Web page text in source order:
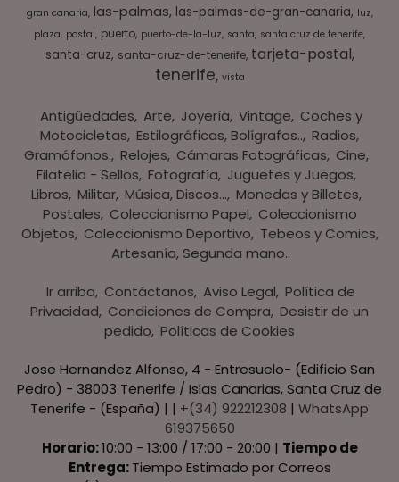
gran canaria las-palmas las-palmas-de-gran-canaria luz
plaza postal puerto puerto-de-la-luz santa santa cruz de tenerife
santa-cruz santa-cruz-de-tenerife tarjeta-postal
tenerife vista
Antigüedades Arte Joyería Vintage Coches y
Motocicletas Estilográficas, Bolígrafos.. Radios,
Gramófonos. Relojes Cámaras Fotográficas Cine
Filatelia - Sellos Fotografía Juguetes y Juegos
Libros Militar Música, Discos... Monedas y Billetes
Postales Coleccionismo Papel Coleccionismo
Objetos Coleccionismo Deportivo Tebeos y Comics
Artesanía, Segunda mano..
Ir arriba Contáctanos Aviso Legal Política de
Privacidad Condiciones de Compra Desistir de un
pedido Políticas de Cookies
Jose Hernandez Alfonso, 4 - Entresuelo- (Edificio San
Pedro) - 38003 Tenerife / Islas Canarias, Santa Cruz de
Tenerife - (España) | | +(34) 922212308 | WhatsApp
619375650
Horario:10:00 - 13:00 / 17:00 - 20:00 | Tiempo de
Entrega:Tiempo Estimado por Correos